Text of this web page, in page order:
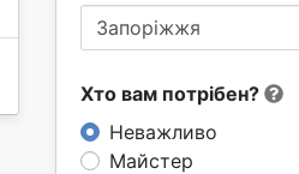
Запоріжжя
Хто вам потрібен?
Неважливо
Майстер